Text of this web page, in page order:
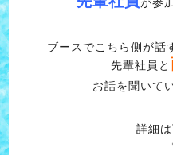
が参
ブースでこちら側が話
先輩社員と
お話を聞いて
詳細